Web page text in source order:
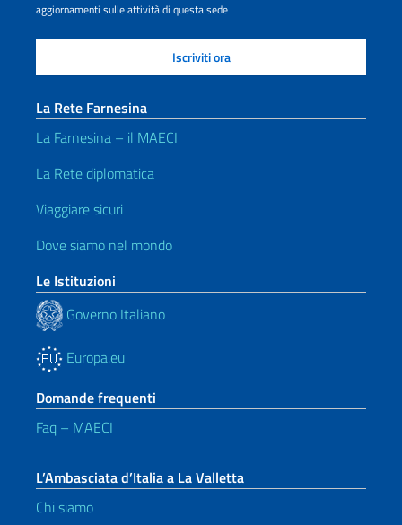
aggiornamenti sulle attività di questa sede
La Rete Farnesina
La Farnesina – il MAECI
La Rete diplomatica
Viaggiare sicuri
Dove siamo nel mondo
Le Istituzioni
Governo Italiano
Europa.eu
Domande frequenti
Faq – MAECI
L’Ambasciata d’Italia a La Valletta
Chi siamo